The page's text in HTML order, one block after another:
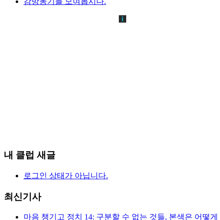
내 클럽 새글
로그인 상태가 아닙니다.
최신기사
마음 챙기고 정치 14: 구분할 수 없는 것들, 본색은 어떻